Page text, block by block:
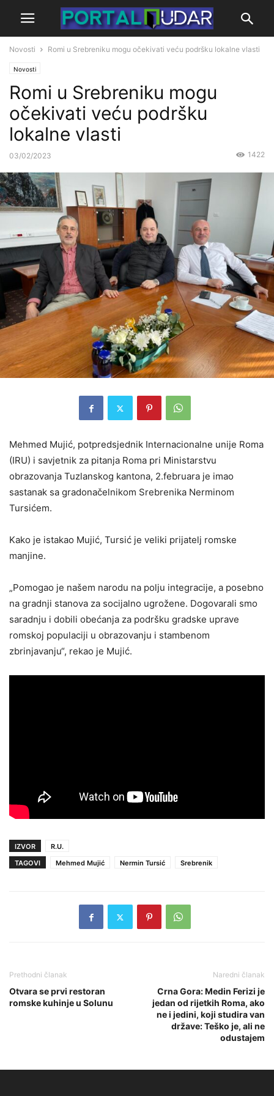
Novosti Romi u Srebreniku mogu očekivati veću podršku lokalne vlasti
Novosti
Romi u Srebreniku mogu
očekivati veću podršku
lokalne vlasti
03/02/2023 1422
Mehmed Mujić, potpredsjednik Internacionalne unije Roma
(IRU) i savjetnik za pitanja Roma pri Ministarstvu
obrazovanja Tuzlanskog kantona, 2.februara je imao
sastanak sa gradonačelnikom Srebrenika Nerminom
Tursićem.
Kako je istakao Mujić, Tursić je veliki prijatelj romske
manjine.
„Pomogao je našem narodu na polju integracije, a posebno
na gradnji stanova za socijalno ugrožene. Dogovarali smo
saradnju i dobili obećanja za podršku gradske uprave
romskoj populaciji u obrazovanju i stambenom
zbrinjavanju“, rekao je Mujić.
IZVOR
R.U.
TAGOVI
Mehmed Mujić Nermin Tursić Srebrenik
Prethodni članak
Otvara se prvi restoran
romske kuhinje u Solunu
Naredni članak
Crna Gora: Medin Ferizi je
jedan od rijetkih Roma, ako
ne i jedini, koji studira van
države: Teško je, ali ne
odustajem